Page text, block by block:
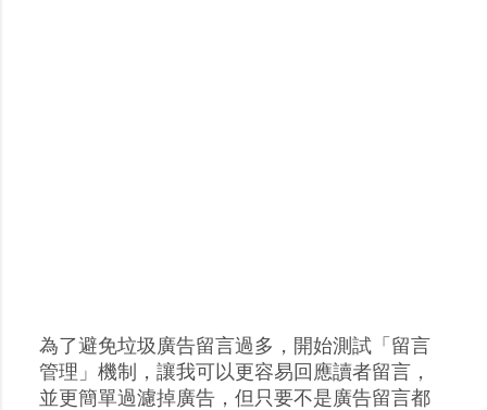
張
貼
為了避免垃圾廣告留言過多，開始測試「留言
管理」機制，讓我可以更容易回應讀者留言，
並更簡單過濾掉廣告，但只要不是廣告留言都